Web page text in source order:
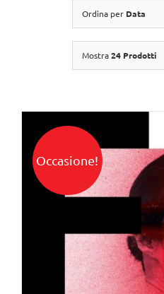
Ordina per Data
Mostra24 Prodotti
Occasione!